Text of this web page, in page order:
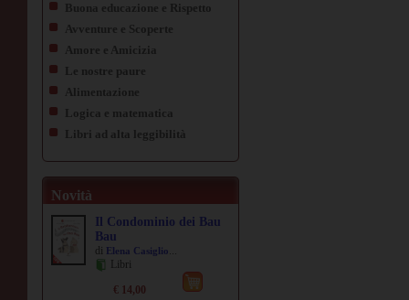
Buona educazione e Rispetto
Avventure e Scoperte
Amore e Amicizia
Le nostre paure
Alimentazione
Logica e matematica
Libri ad alta leggibilità
Novità
Il Condominio dei Bau
Bau
di Elena Casiglio...
Libri
€ 14,00